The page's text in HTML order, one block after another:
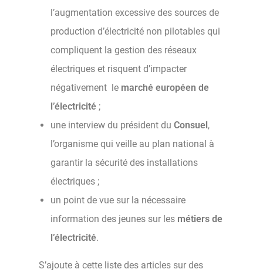
l’augmentation excessive des sources de
production d’électricité non pilotables qui
compliquent la gestion des réseaux
électriques et risquent d’impacter
négativement le marché européen de
l’électricité ;
une interview du président du Consuel,
l’organisme qui veille au plan national à
garantir la sécurité des installations
électriques ;
un point de vue sur la nécessaire
information des jeunes sur les métiers de
l’électricité.
S’ajoute à cette liste des articles sur des